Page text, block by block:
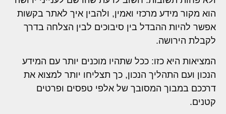
הוא מקור מידע מרכזי ואמין, ולהבין איך לאתר בקשות
אפשר להיות ההבדל בין סיבוכים לבין הצלחה בדרך
לקבלת הירושה.
המציאות היא כזו: ככל שתהיו מוכנים יותר עם המידע
הנכון ועם התהליך הנכון, כך תצליחו יותר למצוא את
דרככם במבוך המסובך של אלפי טפסים ופרטים
קטנים.